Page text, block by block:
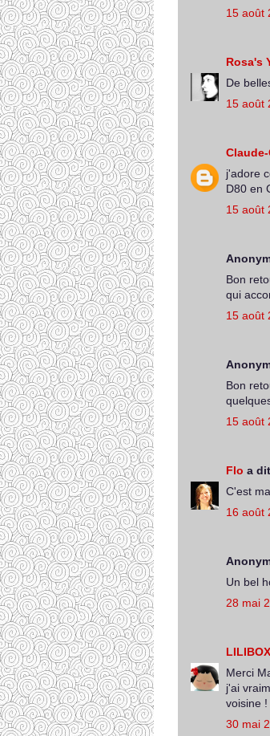
15 août
Rosa's
De
15 août
j'adore
D80 en
15 août
Bon
qui
15 août
Bon
15 août
Flo a
C'est
16 août
Un bel
28 mai
LILIBOX
Merci
j'ai
voisine !
30 mai